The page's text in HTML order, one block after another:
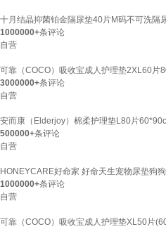
十月结晶抑菌铂金隔尿垫40片M码不可洗隔
1000000+条评论
自营
可靠（COCO）吸收宝成人护理垫2XL60片
3000000+条评论
自营
安而康（Elderjoy）棉柔护理垫L80片
500000+条评论
自营
HONEYCARE好命家 好命天生宠物尿垫狗
1000000+条评论
自营
可靠（COCO）吸收宝成人护理垫XL50片